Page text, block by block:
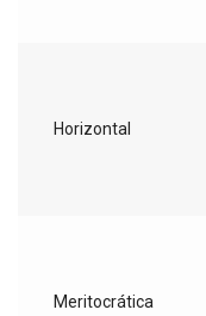
Horizontal
Meritocrática